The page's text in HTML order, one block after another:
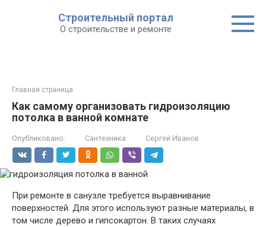
Строительный портал
О строительстве и ремонте
Главная страница
Как самому организовать гидроизоляцию
потолка в ванной комнате
Опубликовано: Сантехника Сергей Иванов
При ремонте в санузле требуется выравнивание
поверхностей. Для этого используют разные материалы, в
том числе дерево и гипсокартон. В таких случаях